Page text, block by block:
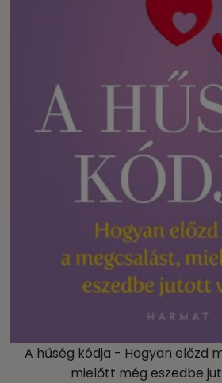
A hűség kódja - Hogyan előzd
mielőtt még eszedbe